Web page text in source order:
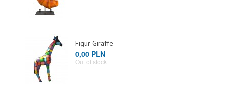
Figur Giraffe
0,00 PLN
Out of stock